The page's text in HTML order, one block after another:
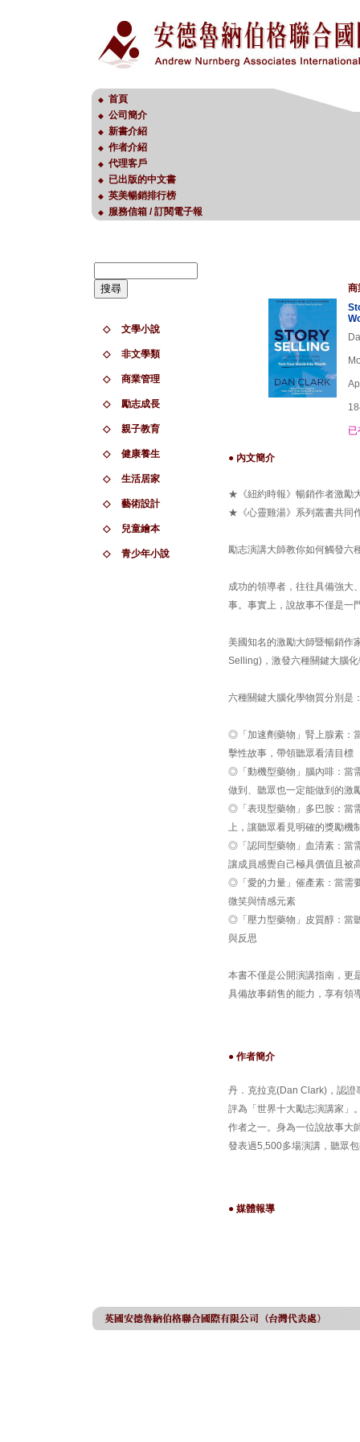
◆ 首頁
◆ 公司簡介
◆ 新書介紹
◆ 作者介紹
◆ 代理客戶
◆ 已出版的中文書
◆ 英美暢銷排行榜
◆ 服務信箱 / 訂閱電子報
◇ 文學小說
◇ 非文學類
◇ 商業管理
◇ 勵志成長
◇ 親子教育
◇ 健康養生
◇ 生活居家
◇ 藝術設計
◇ 兒童繪本
◇ 青少年小說
商
● 內文簡介
★《紐約時報》暢銷作者激勵
★《心靈雞湯》系列叢書共同
勵志演講大師教你如何觸發六
成功的領導者，往往具備強大
事。事實上，說故事不僅是一
美國知名的激勵大師暨暢銷作
Selling)，激發六種關鍵大腦
六種關鍵大腦化學物質分別是
◎「加速劑藥物」腎上腺素：
擊性故事，帶領聽眾看清目標
◎「動機型藥物」腦內啡：當
做到、聽眾也一定能做到的激
◎「表現型藥物」多巴胺：當
上，讓聽眾看見明確的獎勵機
◎「認同型藥物」血清素：當
讓成員感覺自己極具價值且被
◎「愛的力量」催產素：當需
微笑與情感元素
◎「壓力型藥物」皮質醇：當
與反思
本書不僅是公開演講指南，更
具備故事銷售的能力，享有領
● 作者簡介
丹．克拉克(Dan Clark)，認證
評為「世界十大勵志演講家」
作者之一。身為一位說故事大
發表過5,500多場演講，聽眾
● 媒體報導